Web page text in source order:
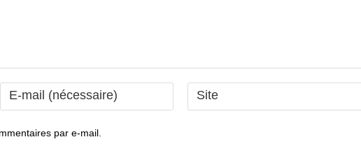
Enter
your
Saisir
l’URL
par e-mail.